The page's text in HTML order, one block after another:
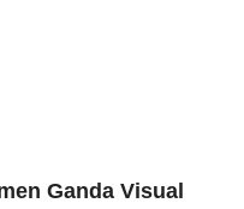
Ganda Visual